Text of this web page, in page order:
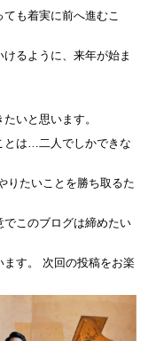
も着実に前へ進むこ
るように、来年が始ま
いと思います。
とは…二人でしかできな
りたいことを勝ち取るた
このブログは締めたい
す。 次回の投稿をお楽